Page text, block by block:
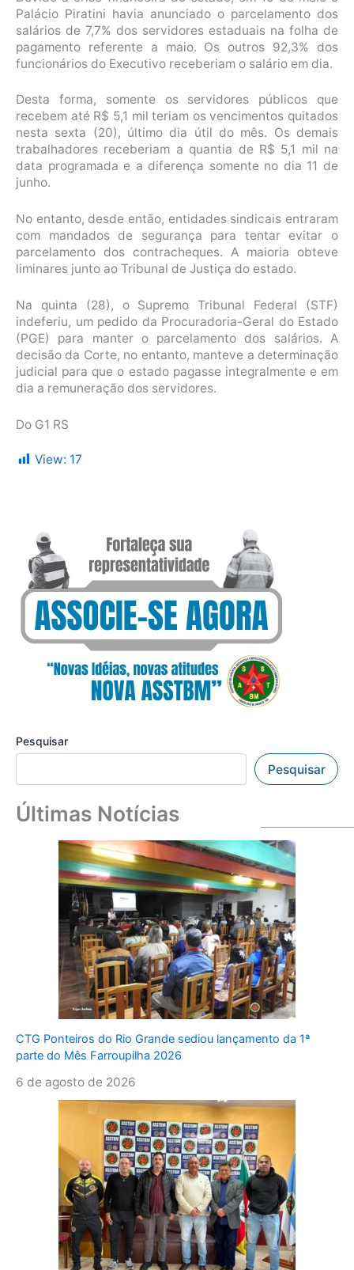
Palácio Piratini havia anunciado o parcelamento dos
salários de 7,7% dos servidores estaduais na folha de
pagamento referente a maio. Os outros 92,3% dos
funcionários do Executivo receberiam o salário em dia.
Desta forma, somente os servidores públicos que
recebem até R$ 5,1 mil teriam os vencimentos quitados
nesta sexta (20), último dia útil do mês. Os demais
trabalhadores receberiam a quantia de R$ 5,1 mil na
data programada e a diferença somente no dia 11 de
junho.
No entanto, desde então, entidades sindicais entraram
com mandados de segurança para tentar evitar o
parcelamento dos contracheques. A maioria obteve
liminares junto ao Tribunal de Justiça do estado.
Na quinta (28), o Supremo Tribunal Federal (STF)
indeferiu, um pedido da Procuradoria-Geral do Estado
(PGE) para manter o parcelamento dos salários. A
decisão da Corte, no entanto, manteve a determinação
judicial para que o estado pagasse integralmente e em
dia a remuneração dos servidores.
Do G1 RS
View: 17
Pesquisar
Pesquisar
Últimas Notícias
CTG Ponteiros do Rio Grande sediou lançamento da 1ª
parte do Mês Farroupilha 2026
6 de agosto de 2026